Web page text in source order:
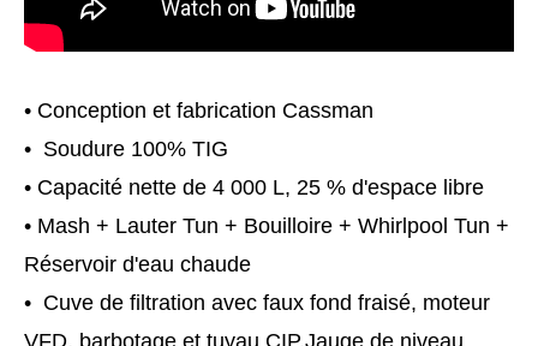
• Conception et fabrication Cassman
• Soudure 100% TIG
• Capacité nette de 4 000 L, 25 % d'espace libre
• Mash + Lauter Tun + Bouilloire + Whirlpool Tun +
Réservoir d'eau chaude
• Cuve de filtration avec faux fond fraisé, moteur
VFD, barbotage et tuyau CIP.Jauge de niveau